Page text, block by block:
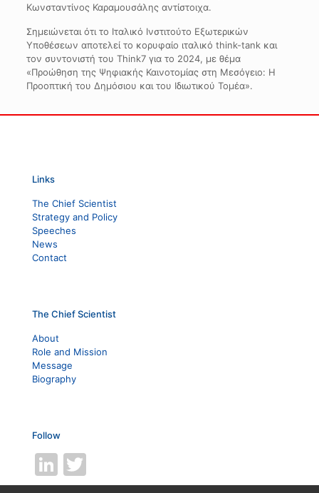
Κωνσταντίνος Καραμουσάλης αντίστοιχα.
Σημειώνεται ότι το Ιταλικό Ινστιτούτο Εξωτερικών
Υποθέσεων αποτελεί το κορυφαίο ιταλικό think-tank και
τον συντονιστή του Think7 για το 2024, με θέμα
«Προώθηση της Ψηφιακής Καινοτομίας στη Μεσόγειο: Η
Προοπτική του Δημόσιου και του Ιδιωτικού Τομέα».
Links
The Chief Scientist
Strategy and Policy
Speeches
News
Contact
The Chief Scientist
About
Role and Mission
Message
Biography
Follow
LinkedIn